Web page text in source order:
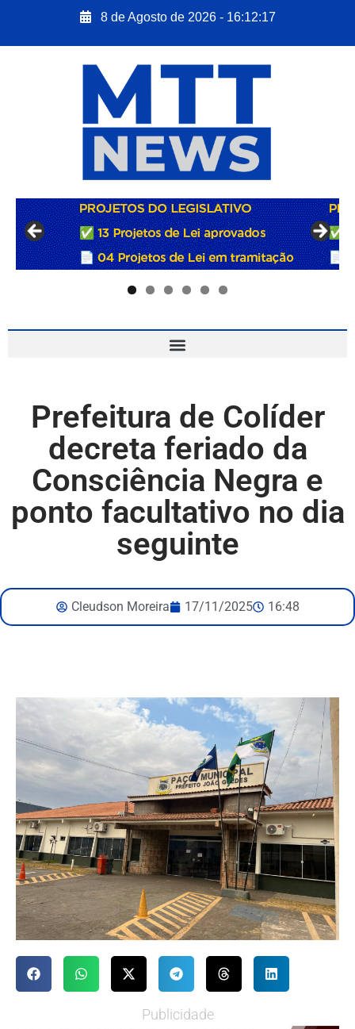
8 de Agosto de 2026 - 16:12:18
Prefeitura de Colíder
decreta feriado da
Consciência Negra e
ponto facultativo no dia
seguinte
Cleudson Moreira 17/11/2025 16:48
Publicidade